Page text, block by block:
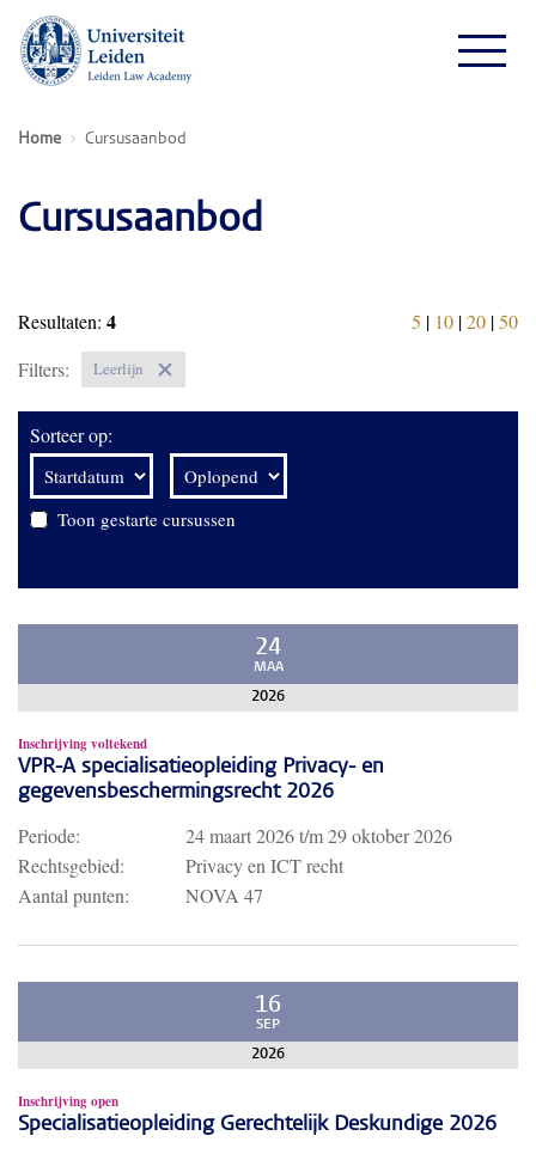
Home Cursusaanbod
Cursusaanbod
Resultaten: 4 5 | 10 |20 |50
Filters:
Leerlijn
Sorteer op:
Toon gestarte cursussen
24
MAA
2026
Inschrijving voltekend
VPR-A specialisatieopleiding Privacy- en
gegevensbeschermingsrecht 2026
Periode: 24 maart 2026t/m29 oktober 2026
Rechtsgebied:
Privacy en ICT recht
Aantal punten:
NOVA 47
16
SEP
2026
Inschrijving open
Specialisatieopleiding Gerechtelijk Deskundige 2026